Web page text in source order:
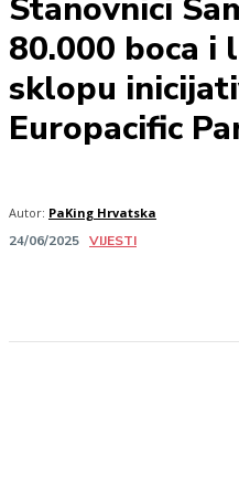
Stanovnici
80.000 boca i
sklopu
Europacific
Autor: PaKing Hrvatska
24/06/2025 VIJESTI